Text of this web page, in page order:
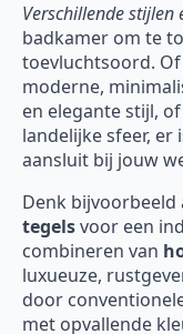
Verschillende stijlen
badkamer om te
toevluchtsoord.
moderne,
en elegante stijl,
landelijke sfeer,
aansluit bij jouw
Denk bijvoorbeeld
tegelsvoor een
combineren van
luxueuze,
door
met opvallende